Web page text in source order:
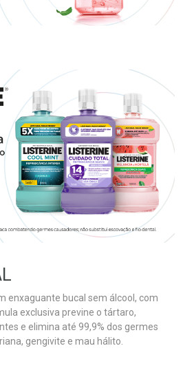
enxaguante bucal sem álcool, com
exclusiva previne o tártaro,
e elimina até 99,9% dos germes
gengivite e mau hálito.